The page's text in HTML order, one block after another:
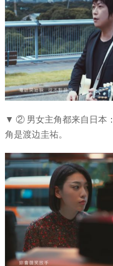
▼ ② 男女主角都来自日本
角是渡边圭祐。